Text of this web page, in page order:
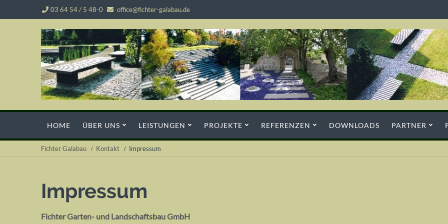
03 64 54 / 5 48-0 office@fichter-galabau.de
überspringen
HOME ÜBER UNS LEISTUNGEN PROJEKTE REFERENZEN DOWNLOADS PARTNER
Fichter Galabau Kontakt Impressum
Impressum
Fichter Garten- und Landschaftsbau GmbH